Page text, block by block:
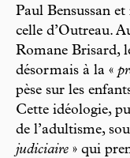
Paul Bensussan
celle d’Outreau.
Romane Brisard,
désormais à la «
pèse sur les
Cette idéologie,
de l’adultisme,
judiciaire » qui